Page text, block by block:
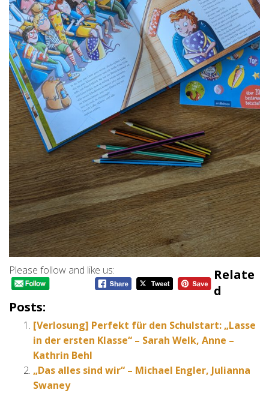
Please follow and like us:
Relate
D
Posts:
[Verlosung] Perfekt für den Schulstart: „Lasse
in der ersten Klasse“ – Sarah Welk, Anne –
Kathrin Behl
„Das alles sind wir“ – Michael Engler, Julianna
Swaney